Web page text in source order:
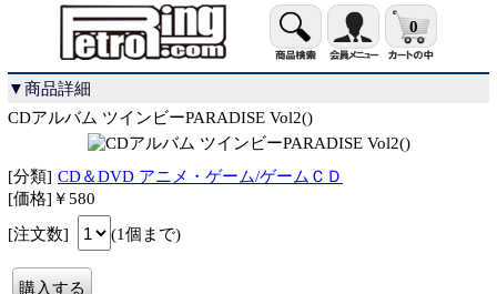
0
▼商品詳細
CDアルバム ツインビーPARADISE Vol2()
[分類] CD＆DVD アニメ・ゲーム/ゲームＣＤ
[価格]￥580
[注文数]
(1個まで)